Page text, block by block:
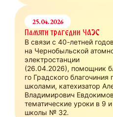
25.04.2026
Памяти трагедии ЧАЭС
В связи с 40-летней
на Чернобыльской
электростанции
(26.04.2026), помощник
го Градского благочиния
школами, катехизатор
Владимирович
тематические уроки в 9
школы № 32.